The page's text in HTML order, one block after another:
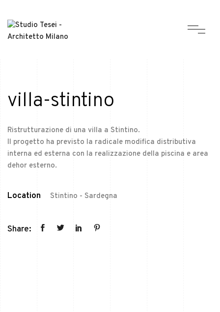
villa-stintino
Ristrutturazione di una villa a Stintino.
Il progetto ha previsto la radicale modifica distributiva
interna ed esterna con la realizzazione della piscina e area
dehor esterno.
Location Stintino - Sardegna
Share: